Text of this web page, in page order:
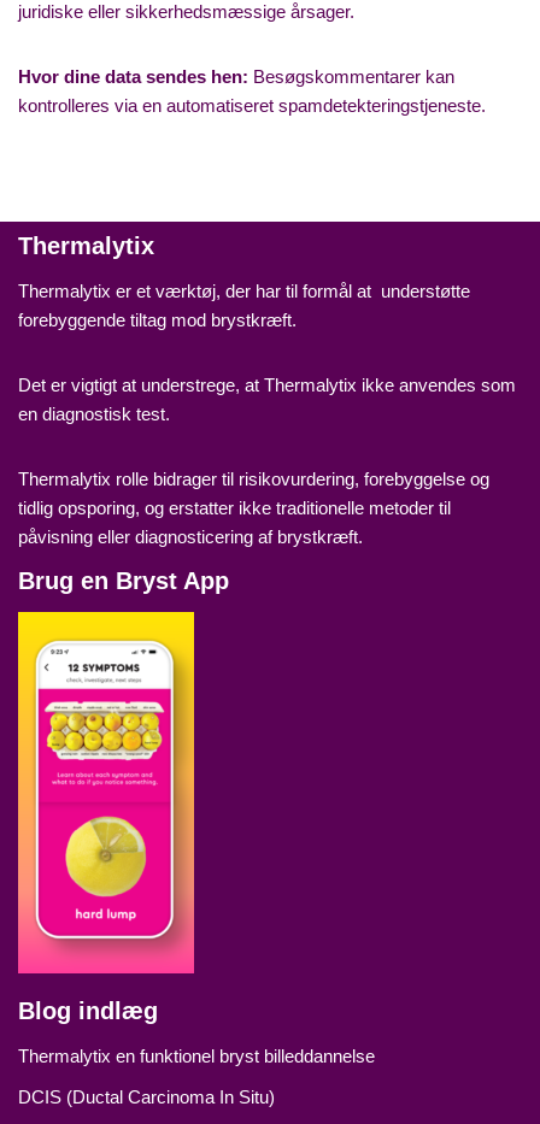
juridiske eller sikkerhedsmæssige årsager.
Hvor dine data sendes hen: Besøgskommentarer kan
kontrolleres via en automatiseret spamdetekteringstjeneste.
Thermalytix
Thermalytix er et værktøj, der har til formål at understøtte
forebyggende tiltag mod brystkræft.
Det er vigtigt at understrege, at Thermalytix ikke anvendes som
en diagnostisk test.
Thermalytix rolle bidrager til risikovurdering, forebyggelse og
tidlig opsporing, og erstatter ikke traditionelle metoder til
påvisning eller diagnosticering af brystkræft.
Brug en Bryst App
Blog indlæg
Thermalytix en funktionel bryst billeddannelse
DCIS (Ductal Carcinoma In Situ)